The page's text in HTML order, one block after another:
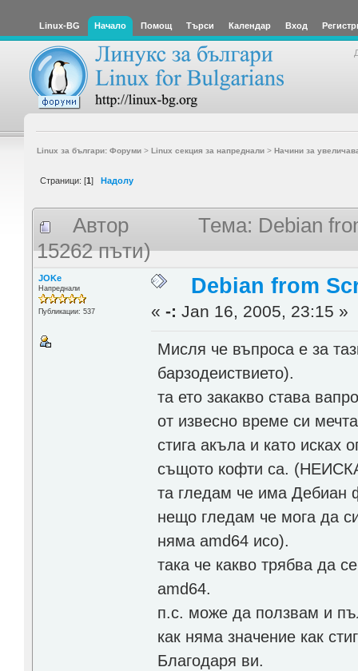
Linux-BG Начало Помощ Търси Календар Вход
Linux за българи: Форуми> Linux секция за напреднали> Начини за
Страници: [1] Надолу
Автор
Тема: Debian
15262 пъти)
JOKe
Напреднали
Публикации: 537
Debian from
«-: Jan 16, 2005, 23:15 »
Мисля че въпроса е за
барзодеиствието).
та ето закакво става
от извесно време си
стига акъла и като исках
същото кофти са.
та гледам че има Дебиан
нещо гледам че мога да
няма amd64 исо).
така че какво трябва да
amd64.
п.с. може да ползвам и
как няма значение как
Благодаря ви.